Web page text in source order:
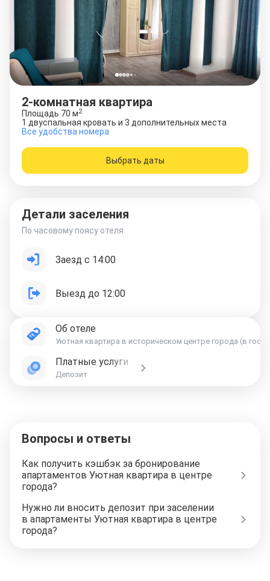
2-комнатная квартира
Площадь 70 м2
1 двуспальная кровать и 3 дополнительных места
Все удобства номера
Выбрать даты
Детали заселения
По часовому поясу отеля
Заезд с 14:00
Выезд до 12:00
Об отеле
Уютная квартира в историческом центре города (в
Платные услуги
Депозит
Вопросы и ответы
Как получить кэшбэк за бронирование
апартаментов Уютная квартира в центре
города?
Нужно ли вносить депозит при заселении
в апартаменты Уютная квартира в центре
города?